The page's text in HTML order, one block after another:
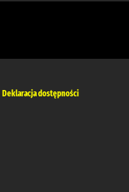
Deklaracja dostępności